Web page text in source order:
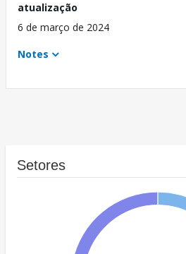
atualização
6 de março de 2024
Notes
Setores